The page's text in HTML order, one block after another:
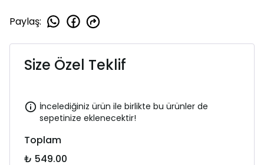
Paylaş:
Size Özel Teklif
İncelediğiniz ürün ile birlikte bu ürünler de
sepetinize eklenecektir!
Toplam
₺ 549.00